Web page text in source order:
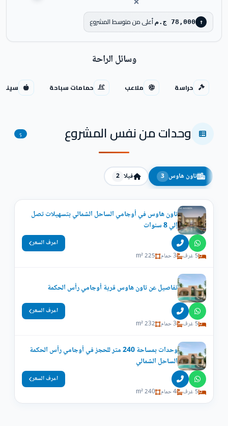
↑ 78,000 ج.م أعلى من متوسط المشروع
وسائل الراحة
حراسة ملاعب حمامات سباحة سينما
وحدات من نفس المشروع 5
تاون هاوس 3 فيلا 2
تاون هاوس في أوجامي الساحل الشمالي بتسهيلات تصل
إلي 8 سنوات
5 غرف 3 حمام 225 m²
اعرف السعر
تفاصيل عن تاون هاوس قرية أوجامي رأس الحكمة
5 غرف 3 حمام 232 m²
اعرف السعر
وحدات بمساحة 240 متر للحجز في أوجامي رأس الحكمة
الساحل الشمالي
5 غرف 4 حمام 240 m²
اعرف السعر